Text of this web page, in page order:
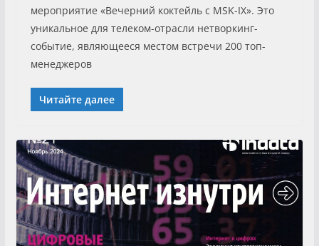
мероприятие «Вечерний коктейль с MSK-IX». Это
уникальное для телеком-отрасли нетворкинг-
событие, являющееся местом встречи 200 топ-
менеджеров
Читайте далее